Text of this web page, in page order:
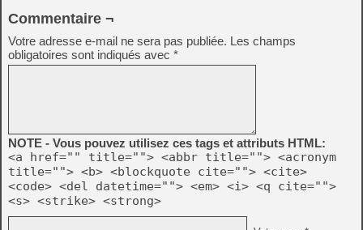
Commentaire ¬
Votre adresse e-mail ne sera pas publiée. Les champs
obligatoires sont indiqués avec *
NOTE - Vous pouvez utilisez ces tags et attributs HTML:
<a href="" title=""> <abbr title=""> <acronym
title=""> <b> <blockquote cite=""> <cite>
<code> <del datetime=""> <em> <i> <q cite="">
<s> <strike> <strong>